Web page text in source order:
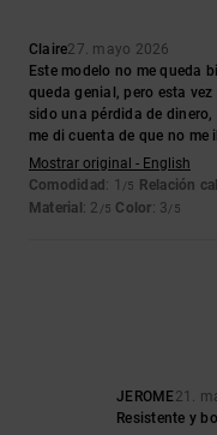
Claire27. mayo 2026
Este modelo no me queda
queda genial, pero esta
sido una pérdida de
me di cuenta de que no me
Mostrar original - English
Comodidad: 1 /5 Relación
Material: 2 /5 Color: 3/5
JEROME21.
Resistente y